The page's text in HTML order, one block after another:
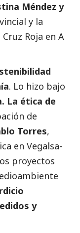
Méndez y
y la
Roja en A
. Lo hizo bajo
La ética de
de
Torres,
en Vegalsa-
proyectos
y